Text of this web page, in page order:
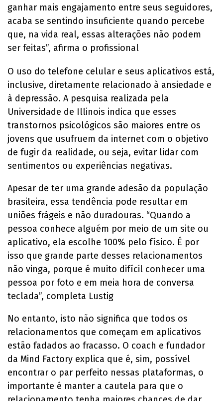
ganhar mais engajamento entre seus seguidores,
acaba se sentindo insuficiente quando percebe
que, na vida real, essas alterações não podem
ser feitas”, afirma o profissional
O uso do telefone celular e seus aplicativos está,
inclusive, diretamente relacionado à ansiedade e
à depressão. A pesquisa realizada pela
Universidade de Illinois indica que esses
transtornos psicológicos são maiores entre os
jovens que usufruem da internet com o objetivo
de fugir da realidade, ou seja, evitar lidar com
sentimentos ou experiências negativas.
Apesar de ter uma grande adesão da população
brasileira, essa tendência pode resultar em
uniões frágeis e não duradouras. “Quando a
pessoa conhece alguém por meio de um site ou
aplicativo, ela escolhe 100% pelo físico. É por
isso que grande parte desses relacionamentos
não vinga, porque é muito difícil conhecer uma
pessoa por foto e em meia hora de conversa
teclada”, completa Lustig
No entanto, isto não significa que todos os
relacionamentos que começam em aplicativos
estão fadados ao fracasso. O coach e fundador
da Mind Factory explica que é, sim, possível
encontrar o par perfeito nessas plataformas, o
importante é manter a cautela para que o